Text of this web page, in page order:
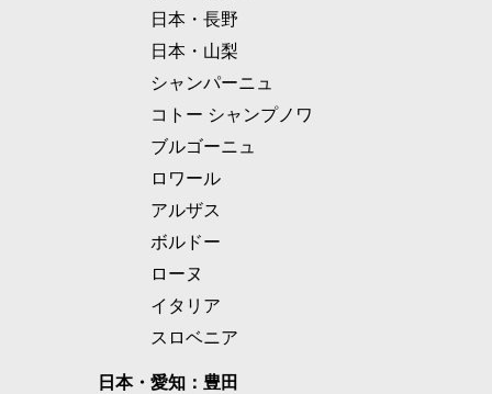
日本・長野
日本・山梨
シャンパーニュ
コトー シャンプノワ
ブルゴーニュ
ロワール
アルザス
ボルドー
ローヌ
イタリア
スロベニア
日本・愛知：豊田